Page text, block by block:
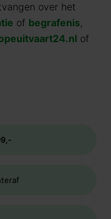
over het
of begrafenis,
of